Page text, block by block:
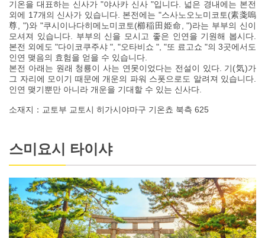
기온을 대표하는 신사가 "야사카 신사 "입니다. 넓은 경내에는 본전
외에 17개의 신사가 있습니다. 본전에는 "스사노오노미코토(素戔嗚
尊, ")와 "쿠시이나다히메노미코토(櫛稲田姫命, ")라는 부부의 신이
모셔져 있습니다. 부부의 신을 모시고 좋은 인연을 기원해 봅시다.
본전 외에도 "다이코쿠주샤 ", "오타비쇼 ", "또 료고쇼 "의 3곳에서도
인연 맺음의 효험을 얻을 수 있습니다.
본전 아래는 원래 청룡이 사는 연못이었다는 전설이 있다. 기(気)가
그 자리에 모이기 때문에 개운의 파워 스폿으로도 알려져 있습니다.
인연 맺기뿐만 아니라 개운을 기대할 수 있는 신사다.
소재지：교토부 교토시 히가시야마구 기온쵸 북측 625
스미요시 타이샤